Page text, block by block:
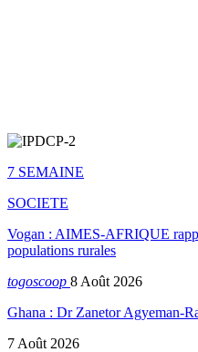
7 SEMAINE
SOCIETE
Vogan : AIMES-AFRIQUE
populations rurales
togoscoop 8 Août 2026
Ghana : Dr Zanetor Agyeman-
7 Août 2026